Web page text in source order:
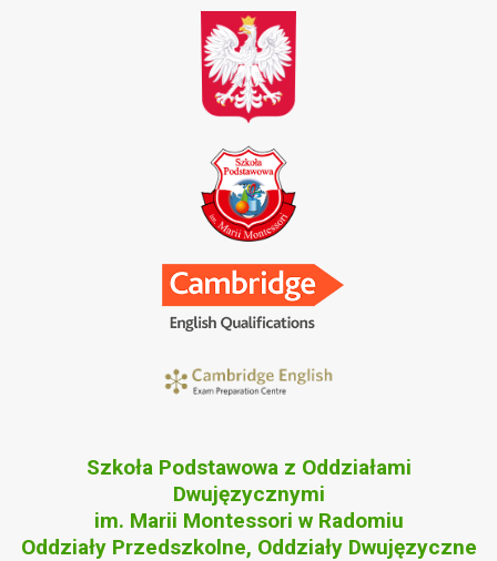
Szkoła Podstawowa z Oddziałami
Dwujęzycznymi
im. Marii Montessori w Radomiu
Oddziały Przedszkolne, Oddziały Dwujęzyczne